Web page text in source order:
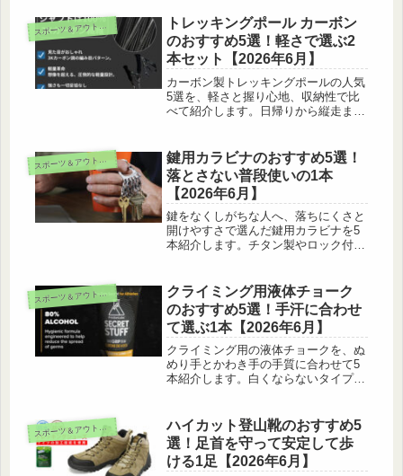
ス
ポーツ＆アウトドア
トレッキングポール カーボン
のおすすめ5選！軽さで選ぶ2
本セット【2026年6月】
カーボン製トレッキングポールの人気
5選を、軽さと握り心地、収納性で比
べて紹介します。日帰りから縦走まで
ス
ポーツ＆アウトドア
鍵用カラビナのおすすめ5選！
落とさない普段使いの1本
【2026年6月】
鍵をなくしがちな人へ、落ちにくさと
開けやすさで選んだ鍵用カラビナを5
本紹介します。チタン製やロック付き
ス
ポーツ＆アウトドア
クライミング用液体チョーク
のおすすめ5選！手汗に合わせ
て選ぶ1本【2026年6月】
クライミング用の液体チョークを、ぬ
めり手とかわき手の手質に合わせて5
本紹介します。白くならないタイプか
ス
ポーツ＆アウトドア
ハイカット登山靴のおすすめ5
選！足首を守って安定して歩
ける1足【2026年6月】